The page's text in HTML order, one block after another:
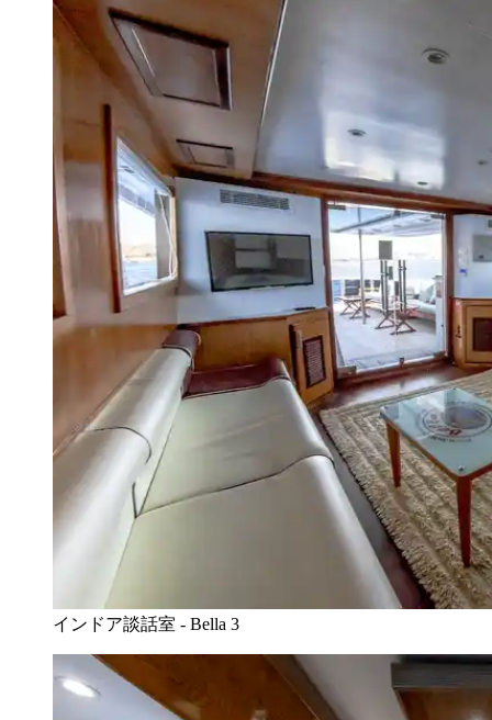
インドア談話室 - Bella 3